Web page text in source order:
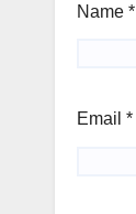
Name *
Email *